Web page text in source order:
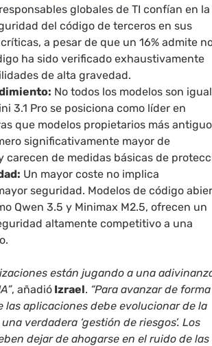
globales de TI confían en la
del código de terceros en sus
a pesar de que un 16% admite
ha sido verificado exhaustivamente
de alta gravedad.
No todos los modelos son
3.1 Pro se posiciona como líder en
que modelos propietarios más
significativamente mayor de
carecen de medidas básicas de
Un mayor coste no implica
seguridad. Modelos de código
Qwen 3.5 y Minimax M2.5, ofrecen un
altamente competitivo a una
están jugando a una
, añadió Izrael. “Para avanzar de forma
las aplicaciones debe evolucionar de la
verdadera ‘gestión de riesgos’. Los
dejar de ahogarse en el ruido de las